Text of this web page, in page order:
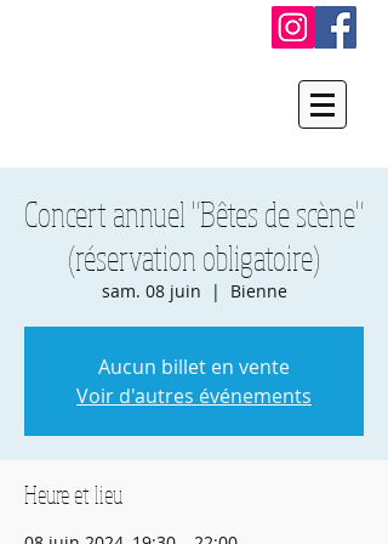
Concert annuel "Bêtes de scène"
(réservation obligatoire)
sam. 08 juin
  |
Bienne
Aucun billet en vente
Voir d'autres événements
Heure et lieu